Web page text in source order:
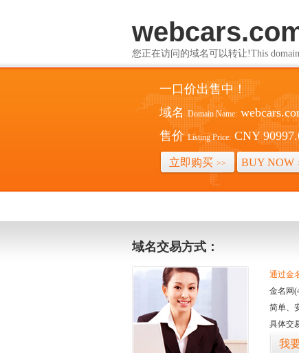
您正在访问的域名可以转让!This domain
一口价出售中！
域名 Domain Name:
售价 Listing Price: CNY
立即购买 >> BUY NOW
域名交易方式：
通过金
金名网
简单、
具体交
我